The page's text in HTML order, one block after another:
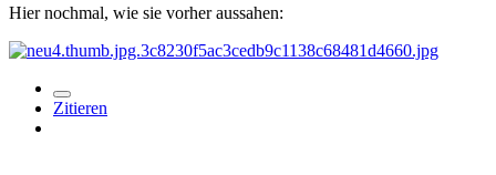
Hier nochmal, wie sie vorher aussahen:
Zitieren